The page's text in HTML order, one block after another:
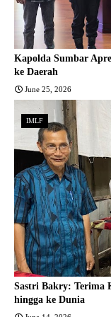
Kapolda Sumbar
ke Daerah
June 25, 2026
IMLF
Sastri Bakry: Terima
hingga ke Dunia